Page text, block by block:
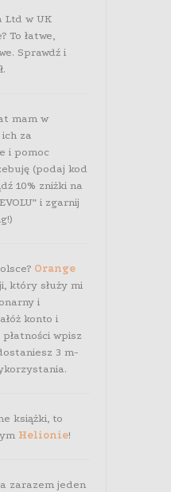
Ltd w UK
To łatwe,
Sprawdź i
mam w
za
i pomoc
(podaj kod
10% zniżki na
i zgarnij
Orange
który służy mi
i
konto i
wpisz
3 m-
książki, to
Helionie!
zarazem jeden